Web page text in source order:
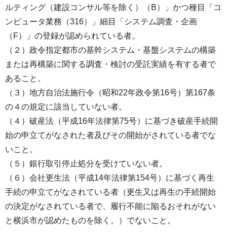
ルティング（建設コンサル等を除く）（B）」かつ種目「コ
ンピュータ業務（316）」細目「システム調査・企画
（F）」の登録が認められている者。
（２）政令指定都市の基幹システム・基盤システムの構築
または再構築に関する調査・検討の受託実績を有する者で
あること。
（３）地方自治法施行令（昭和22年政令第16号）第167条
の４の規定に該当していない者。
（４）破産法（平成16年法律第75号）に基づき破産手続開
始の申立てがなされた者及びその開始がされている者でな
いこと。
（５）銀行取引停止処分を受けていない者。
（６）会社更生法（平成14年法律第154号）に基づく再生
手続の申立てがなされている者（更生又は再生の手続開始
の決定がなされている者で、履行不能に陥るおそれがない
と横浜市が認めたものを除く。）でないこと。